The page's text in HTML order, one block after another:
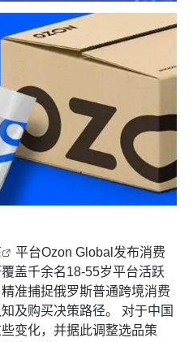
平台Ozon Global发布消费
盖千余名18-55岁平台活跃
准捕捉俄罗斯普通跨境消费
及购买决策路径。 对于中国
变化，并据此调整选品策